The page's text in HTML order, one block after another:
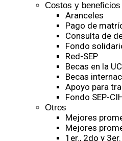
Costos y beneficios
Aranceles
Pago de
Consulta de
Fondo
Red-SEP
Becas en la
Becas
Apoyo para
Fondo SEP-
Otros
Mejores
Mejores
1er., 2do y